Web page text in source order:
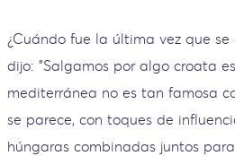
¿Cuándo fue la última vez que
dijo: "Salgamos por algo croata
mediterránea no es tan famosa
se parece, con toques de
húngaras combinadas juntos